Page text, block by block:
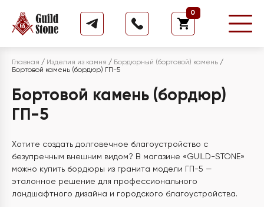
0
Главная / Изделия из камня / Бордюрный (бортовой) камень /
Бортовой камень (бордюр) ГП-5
Бортовой камень (бордюр)
ГП-5
Хотите создать долговечное благоустройство с
безупречным внешним видом? В магазине «GUILD-STONE»
можно купить бордюры из гранита модели ГП-5 —
эталонное решение для профессионального
ландшафтного дизайна и городского благоустройства.